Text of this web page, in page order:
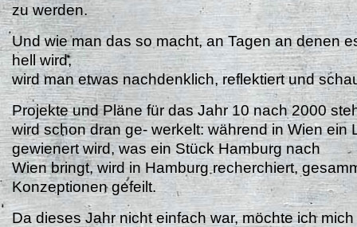
zu werden.
Und wie man das so macht, an Tagen an denen
hell wird,
wird man etwas nachdenklich, reflektiert und
Projekte und Pläne für das Jahr 10 nach 2000
wird schon dran ge- werkelt: während in Wien ein
gewienert wird, was ein Stück Hamburg nach
Wien bringt, wird in Hamburg recherchiert,
Konzeptionen gefeilt.
Da dieses Jahr nicht einfach war, möchte ich